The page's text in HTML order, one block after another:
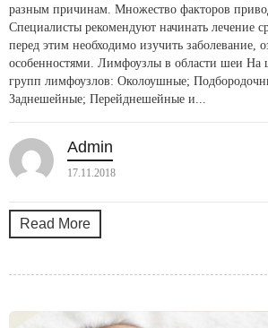
разным причинам. Множество факторов
Специалисты рекомендуют начинать лечение
перед этим необходимо изучить заболевание,
особенностями. Лимфоузлы в области шеи На
групп лимфоузлов: Околоушные;
Заднешейные; Перейднешейные и...
Admin
17.11.2018
Read More